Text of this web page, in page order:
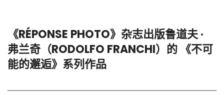
《RÉPONSE PHOTO》杂志出版鲁道夫 ·
弗兰奇（RODOLFO FRANCHI）的 《不可
能的邂逅》系列作品